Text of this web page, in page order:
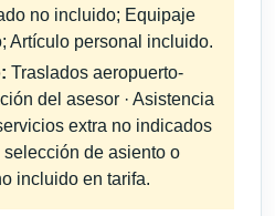
no incluido; Equipaje
Artículo personal incluido.
Traslados aeropuerto-
del asesor · Asistencia
extra no indicados
selección de asiento o
incluido en tarifa.